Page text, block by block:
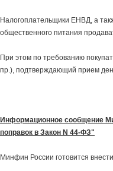
Налогоплательщики ЕНВД, а
общественного питания
При этом по требованию
пр.), подтверждающий прием
Информационное сообщение
поправок в Закон N 44-ФЗ"
Минфин России готовится